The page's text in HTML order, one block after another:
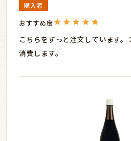
購入者
こちらをずっと注文しています
消費します。